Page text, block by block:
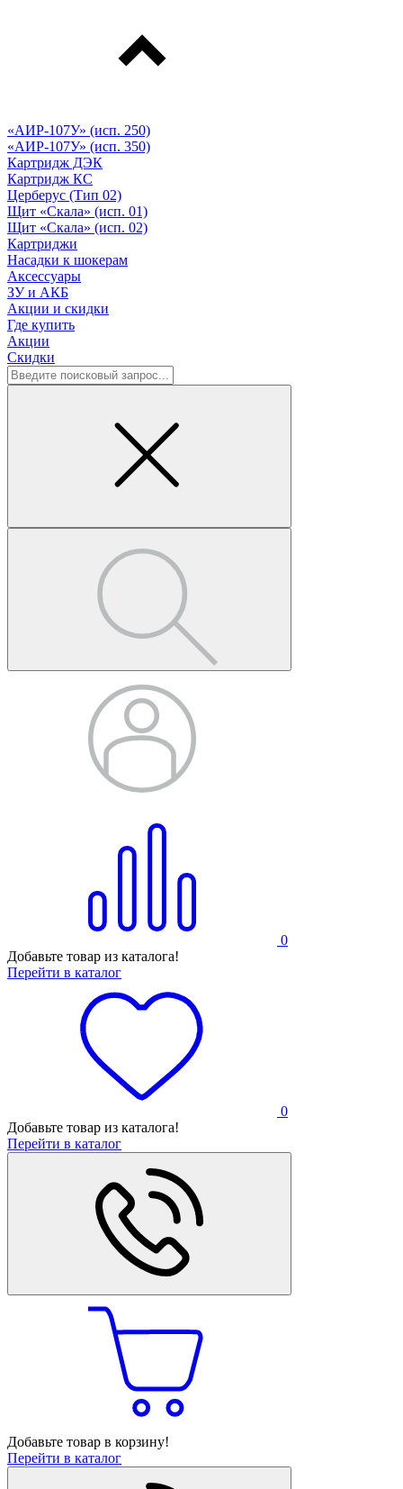
«АИР-107У» (исп. 250)
«АИР-107У» (исп. 350)
Картридж ДЭК
Картридж КС
Церберус (Тип 02)
Щит «Скала» (исп. 01)
Щит «Скала» (исп. 02)
Картриджи
Насадки к шокерам
Аксессуары
ЗУ и АКБ
Акции и скидки
Где купить
Акции
Скидки
0
Добавьте товар из каталога!
Перейти в каталог
0
Добавьте товар из каталога!
Перейти в каталог
Добавьте товар в корзину!
Перейти в каталог